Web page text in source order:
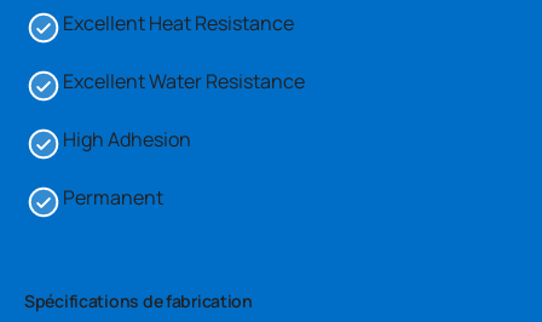
Excellent Heat Resistance
Excellent Water Resistance
High Adhesion
Permanent
Spécifications de fabrication